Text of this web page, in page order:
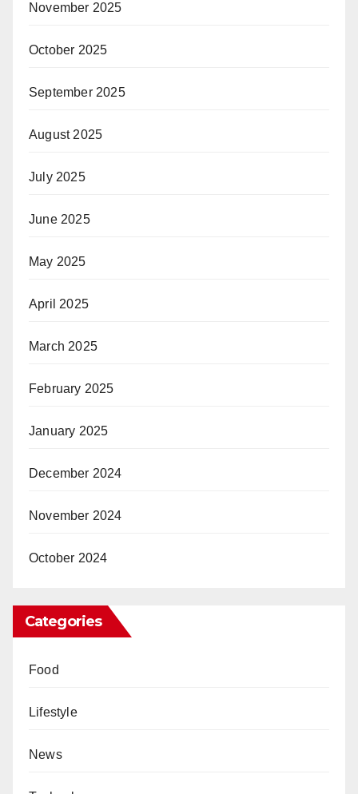
November 2025
October 2025
September 2025
August 2025
July 2025
June 2025
May 2025
April 2025
March 2025
February 2025
January 2025
December 2024
November 2024
October 2024
Categories
Food
Lifestyle
News